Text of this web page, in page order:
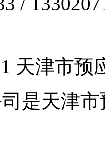
天津市
是天津